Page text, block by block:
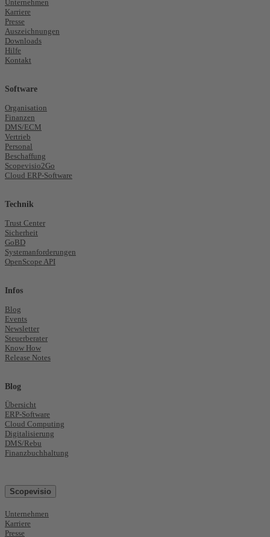
Unternehmen
Karriere
Presse
Auszeichnungen
Downloads
Hilfe
Kontakt
Software
Organisation
Finanzen
DMS/ECM
Vertrieb
Personal
Beschaffung
Scopevisio2Go
Cloud ERP-Software
Technik
Trust Center
Sicherheit
GoBD
Systemanforderungen
OpenScope API
Infos
Blog
Events
Newsletter
Steuerberater
Know How
Release Notes
Blog
Übersicht
ERP-Software
Cloud Computing
Digitalisierung
DMS/Rebu
Finanzbuchhaltung
Scopevisio
Unternehmen
Karriere
Presse